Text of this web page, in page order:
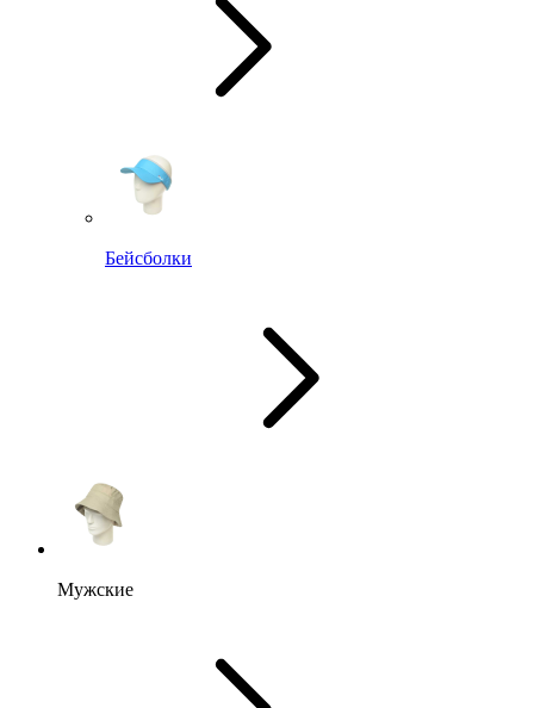
Бейсболки
Мужские